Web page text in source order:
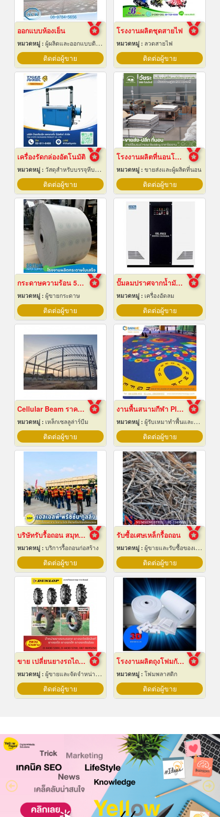
ออกแบบห้องเย็น
หมวดหมู่ : ผู้ผลิตและออกแบบติดตั้งห้องเย็น
ติดต่อผู้ขาย
โรงงานผลิตชุดสายไฟ
หมวดหมู่ : ลวดสายไฟ
ติดต่อผู้ขาย
เครื่องรัดกล่องอัตโนมัติ
หมวดหมู่ : วัสดุสำหรับบรรจุหีบห่อเครื่องจักรกล
ติดต่อผู้ขาย
โรงงานผลิตที่นอนโรงแรม
หมวดหมู่ : ขายส่งและผู้ผลิตที่นอน
ติดต่อผู้ขาย
กระดาษความร้อน 57x80 ราคาส่ง
หมวดหมู่ : ผู้ขายกระดาษ
ติดต่อผู้ขาย
ปั๊มลมปราศจากน้ำมันแบบบูสเตอร์
หมวดหมู่ : เครื่องอัดลม
ติดต่อผู้ขาย
Cellular Beam ราคาโรงงาน
หมวดหมู่ : เหล็กเซลลูล่าร์บีม
ติดต่อผู้ขาย
งานพื้นสนามกีฬา Play Ground EPDM สนามเด็กเล่น
หมวดหมู่ : ผู้รับเหมาทำพื้นและทางเดิน
ติดต่อผู้ขาย
บริษัทรับรื้อถอน สมุทรปราการ
หมวดหมู่ : บริการรื้อถอนก่อสร้าง
ติดต่อผู้ขาย
รับซื้อเศษเหล็กรื้อถอน
หมวดหมู่ : ผู้ขายและรับซื้อของเก่าและเศษเหล็ก
ติดต่อผู้ขาย
ขาย เปลี่ยนยางรถไถ 12.4-24
หมวดหมู่ : ผู้ขายและจัดจำหน่ายยางรถ
ติดต่อผู้ขาย
โรงงานผลิตถุงโฟมกันกระแทกอีพีอี ชลบุรี
หมวดหมู่ : โฟมพลาสติก
ติดต่อผู้ขาย